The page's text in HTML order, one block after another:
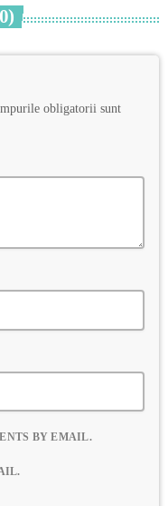
obligatorii sunt
BY EMAIL.